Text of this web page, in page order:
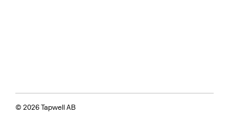
© 2026 Tapwell AB